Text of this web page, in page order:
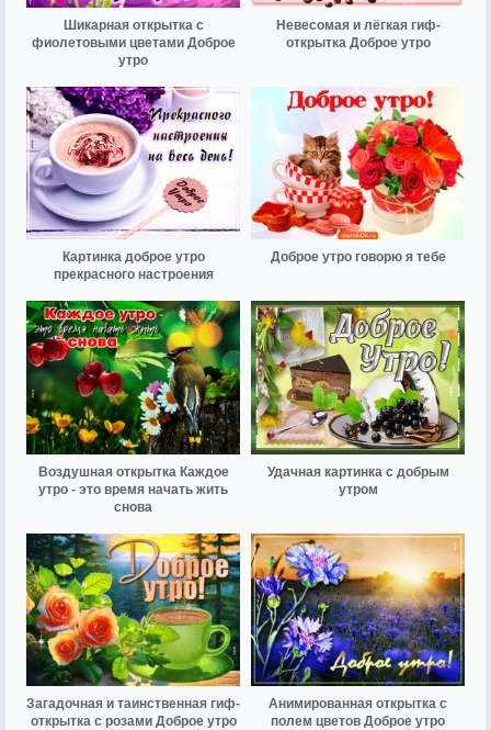
Шикарная открытка с
фиолетовыми цветами Доброе
утро
Невесомая и лёгкая гиф-
открытка Доброе утро
Картинка доброе утро
прекрасного настроения
Доброе утро говорю я тебе
Воздушная открытка Каждое
утро - это время начать жить
снова
Удачная картинка с добрым
утром
Загадочная и таинственная гиф-
открытка с розами Доброе утро
Анимированная открытка с
полем цветов Доброе утро